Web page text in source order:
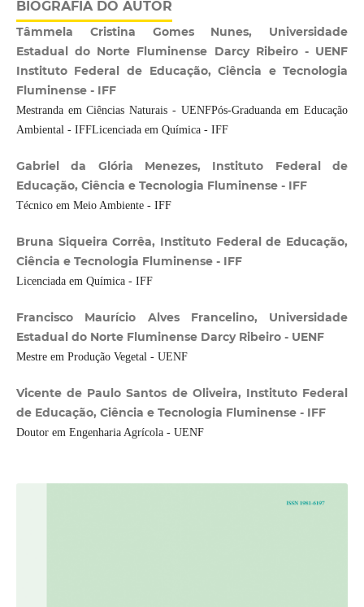
BIOGRAFIA DO AUTOR
Tâmmela Cristina Gomes Nunes, Universidade
Estadual do Norte Fluminense Darcy Ribeiro - UENF
Instituto Federal de Educação, Ciência e Tecnologia
Fluminense - IFF
Mestranda em Ciências Naturais - UENFPós-Graduanda em Educação
Ambiental - IFFLicenciada em Química - IFF
Gabriel da Glória Menezes, Instituto Federal de
Educação, Ciência e Tecnologia Fluminense - IFF
Técnico em Meio Ambiente - IFF
Bruna Siqueira Corrêa, Instituto Federal de Educação,
Ciência e Tecnologia Fluminense - IFF
Licenciada em Química - IFF
Francisco Maurício Alves Francelino, Universidade
Estadual do Norte Fluminense Darcy Ribeiro - UENF
Mestre em Produção Vegetal - UENF
Vicente de Paulo Santos de Oliveira, Instituto Federal
de Educação, Ciência e Tecnologia Fluminense - IFF
Doutor em Engenharia Agrícola - UENF